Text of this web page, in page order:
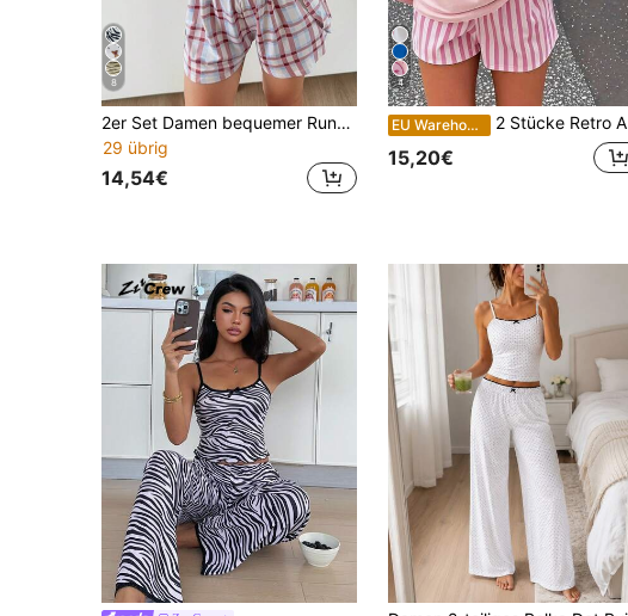
8
2er Set Damen bequemer Rundhals bedruckter kurzer Langarm Pyjama Oberteil + elastischer Bund Shorts Pyjama Set
29 übrig
14,54€
4
EU Warehouse 2 Stücke Retro Amerikanischer Stil Cartoon Muster, gestreifter Kontrast Farbe lässig INS Stil Damen Pyjama Set
15,20€